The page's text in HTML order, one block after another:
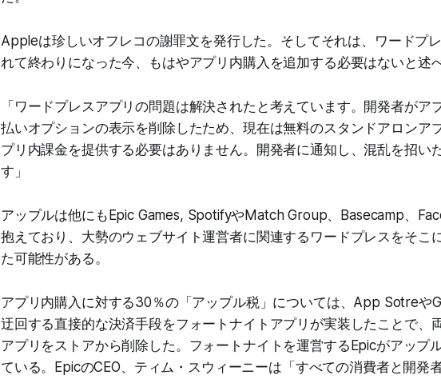
Appleは珍しいオフレコの謝罪文を発行した。そしてそれは、ワードプ
れて終わりになった今、もはやアプリ内購入を追加する必要はないと述
「ワードプレスアプリの問題は解決されたと考えています。開発者がア
払いオプションの表示を削除したため、現在は無料のスタンドアロンア
プリ内課金を提供する必要はありません。開発者に通知し、混乱を招い
す」
アップルは他にもEpic Games, SpotifyやMatch Group、Basecamp、
抱えており、大勢のウェブサイト運営者に関連するワードプレスをそこ
た可能性がある。
アプリ内購入に対する30％の「アップル税」については、App Sotreや
迂回する直接的な決済手段をフォートナイトアプリが実装したことで、
アプリをストアから削除した。フォートナイトを運営するEpicがアップ
ている。EpicのCEO、ティム・スウィーニーは「すべての消費者と開発